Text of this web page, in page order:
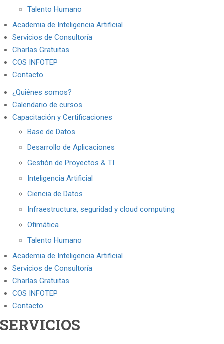
Talento Humano
Academia de Inteligencia Artificial
Servicios de Consultoría
Charlas Gratuitas
COS INFOTEP
Contacto
¿Quiénes somos?
Calendario de cursos
Capacitación y Certificaciones
Base de Datos
Desarrollo de Aplicaciones
Gestión de Proyectos & TI
Inteligencia Artificial
Ciencia de Datos
Infraestructura, seguridad y cloud computing
Ofimática
Talento Humano
Academia de Inteligencia Artificial
Servicios de Consultoría
Charlas Gratuitas
COS INFOTEP
Contacto
SERVICIOS